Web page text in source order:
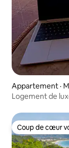
Appartement ·
Logement de
Coup de cœur
Coup de cœur